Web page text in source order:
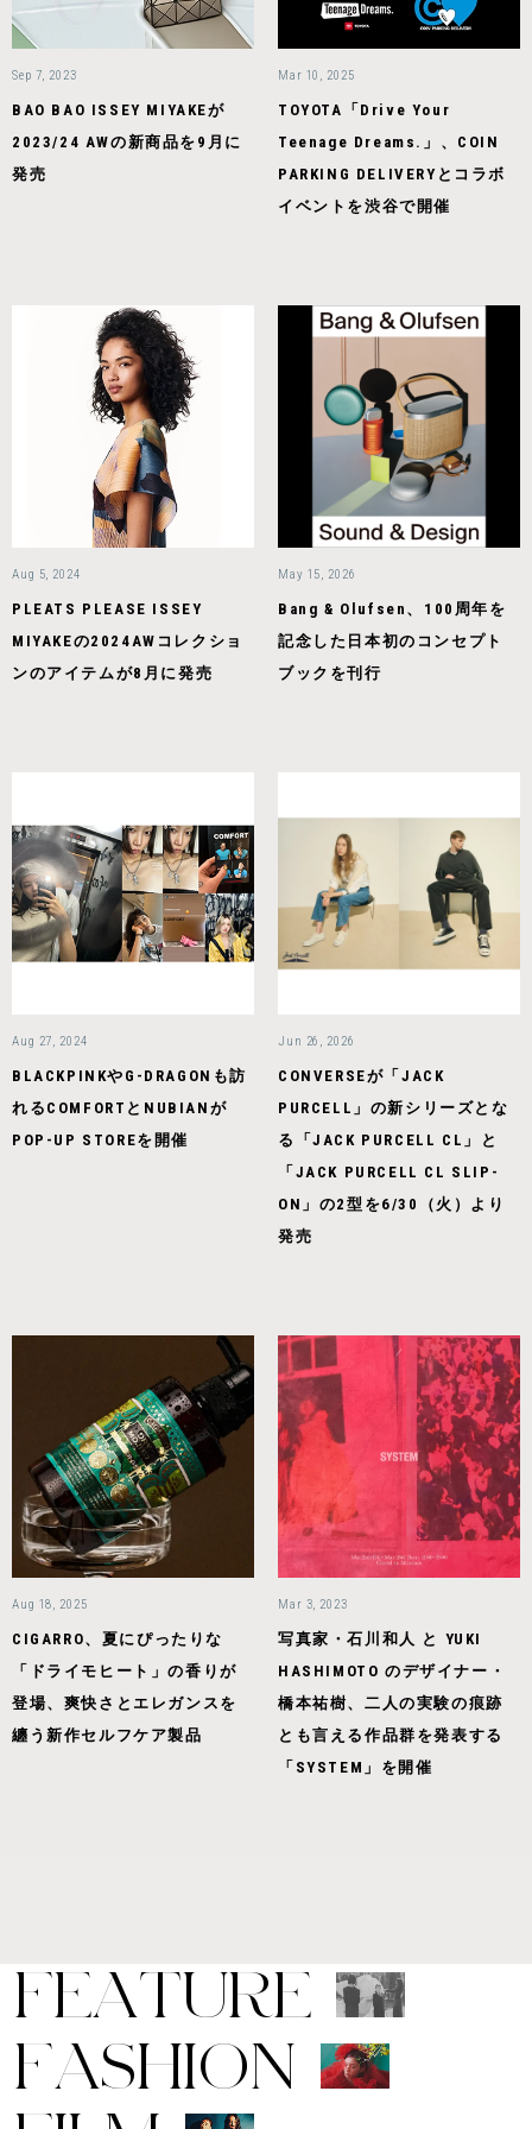
Sep 7, 2023
BAO BAO ISSEY MIYAKEが
2023/24 AWの新商品を9月に
発売
Mar 10, 2025
TOYOTA「Drive Your
Teenage Dreams.」、COIN
PARKING DELIVERYとコラボ
イベントを渋谷で開催
Aug 5, 2024
PLEATS PLEASE ISSEY
MIYAKEの2024AWコレクショ
ンのアイテムが8月に発売
May 15, 2026
Bang & Olufsen、100周年を
記念した日本初のコンセプト
ブックを刊行
Aug 27, 2024
BLACKPINKやG-DRAGONも訪
れるCOMFORTとNUBIANが
POP-UP STOREを開催
Jun 26, 2026
CONVERSEが「JACK
PURCELL」の新シリーズとな
る「JACK PURCELL CL」と
「JACK PURCELL CL SLIP-
ON」の2型を6/30（火）より
発売
Aug 18, 2025
CIGARRO、夏にぴったりな
「ドライモヒート」の香りが
登場、爽快さとエレガンスを
纏う新作セルフケア製品
Mar 3, 2023
写真家・石川和人 と YUKI
HASHIMOTO のデザイナー・
橋本祐樹、二人の実験の痕跡
とも言える作品群を発表する
「SYSTEM」を開催
FEATURE
FASHION